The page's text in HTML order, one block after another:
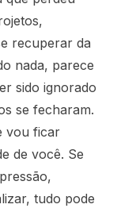
recuperar da
nada, parece
sido ignorado
se fecharam.
vou ficar
de você. Se
tudo pode